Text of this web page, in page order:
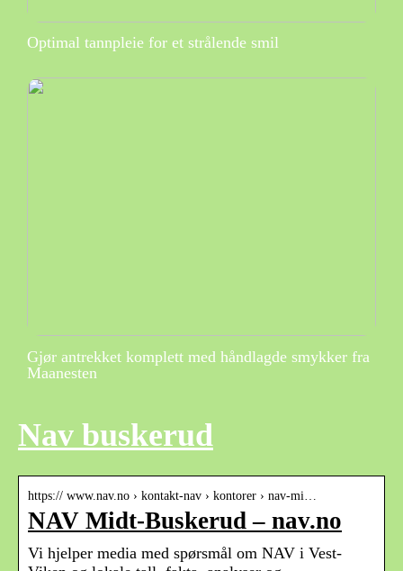
Optimal tannpleie for et strålende smil
Gjør antrekket komplett med håndlagde smykker fra
Maanesten
Nav buskerud
https:// www.nav.no › kontakt-nav › kontorer › nav-mi…
NAV Midt-Buskerud – nav.no
Vi hjelper media med spørsmål om NAV i Vest-